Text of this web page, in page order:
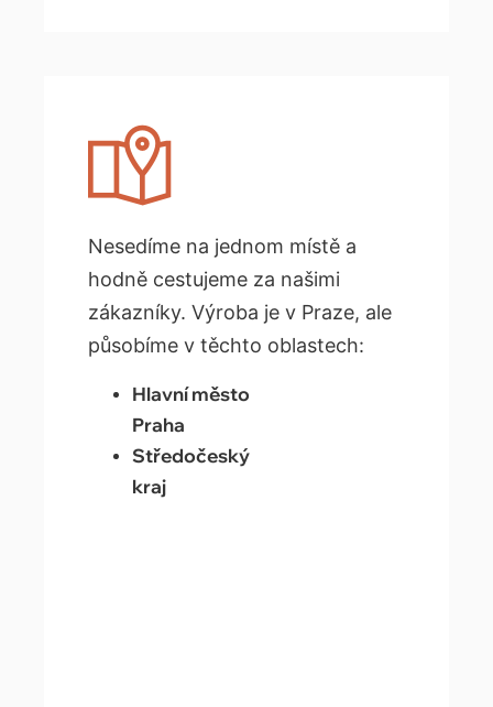
Nesedíme na jednom místě a
hodně cestujeme za našimi
zákazníky. Výroba je v Praze, ale
působíme v těchto oblastech:
Hlavní město
Praha
Středočeský
kraj